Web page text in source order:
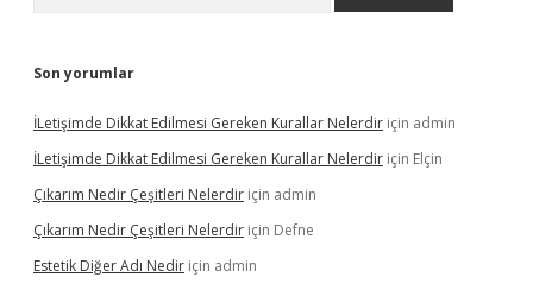
Son yorumlar
İLetişimde Dikkat Edilmesi Gereken Kurallar Nelerdir için admin
İLetişimde Dikkat Edilmesi Gereken Kurallar Nelerdir için Elçin
Çıkarım Nedir Çeşitleri Nelerdir için admin
Çıkarım Nedir Çeşitleri Nelerdir için Defne
Estetik Diğer Adı Nedir için admin